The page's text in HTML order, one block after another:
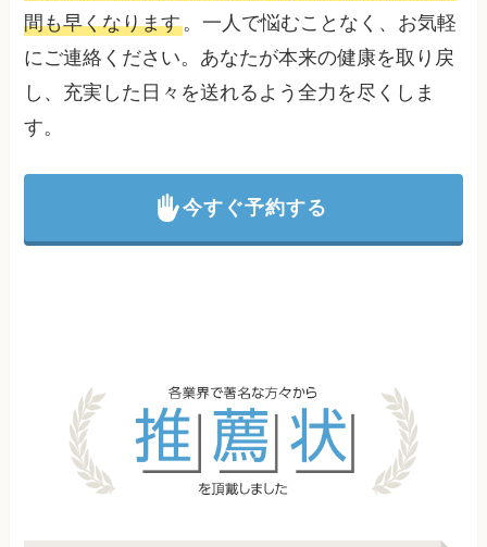
間も早くなります。一人で悩むことなく、お気軽
にご連絡ください。あなたが本来の健康を取り戻
し、充実した日々を送れるよう全力を尽くしま
す。
今すぐ予約する